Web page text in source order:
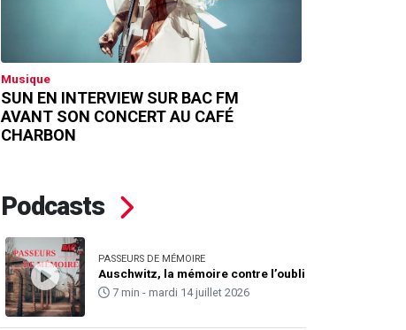
Musique
SUN EN INTERVIEW SUR BAC FM
AVANT SON CONCERT AU CAFÉ
CHARBON
Podcasts
PASSEURS DE MÉMOIRE
Auschwitz, la mémoire contre l’oubli
7 min - mardi 14 juillet 2026